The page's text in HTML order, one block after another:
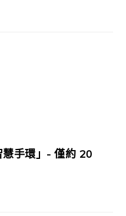
手環」- 僅約 20